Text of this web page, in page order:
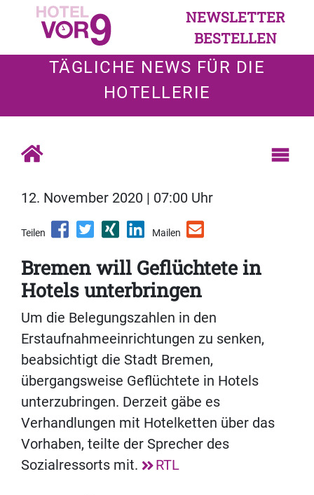
NEWSLETTER
BESTELLEN
TÄGLICHE NEWS FÜR DIE
HOTELLERIE
12. November 2020 | 07:00 Uhr
Teilen Mailen
Bremen will Geflüchtete in
Hotels unterbringen
Um die Belegungszahlen in den
Erstaufnahmeeinrichtungen zu senken,
beabsichtigt die Stadt Bremen,
übergangsweise Geflüchtete in Hotels
unterzubringen. Derzeit gäbe es
Verhandlungen mit Hotelketten über das
Vorhaben, teilte der Sprecher des
Sozialressorts mit.
RTL